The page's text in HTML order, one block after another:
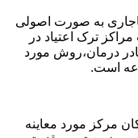
به صورت اصولی
ترک اعتیاد در
درمان،روش مورد
است.
مرکز مورد معاینه